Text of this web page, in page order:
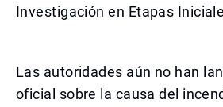
Investigación en Etapas
Las autoridades aún no han
oficial sobre la causa del